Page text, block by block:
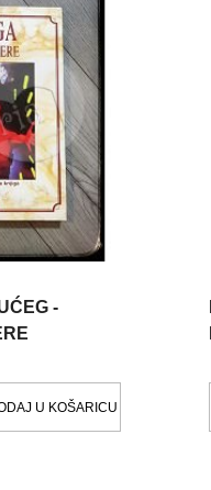
-
U KOŠARICU